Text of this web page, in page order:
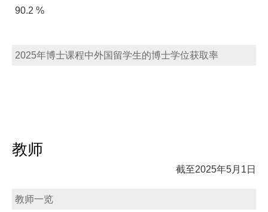
90.2 %
2025年博士课程中外国留学生的博士学位获取率
教师
截至2025年5月1日
教师一览